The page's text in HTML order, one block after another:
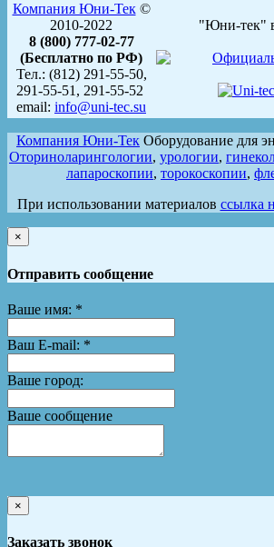
Компания Юни-Тек©
2010-2022
8 (800) 777-02-77
(Бесплатно по РФ)
Тел.: (812) 291-55-50,
291-55-51, 291-55-52
email: info@uni-tec.su
"Юни-тек"
Компания Юни-Тек Оборудование для
Оториноларингологии, урологии,
лапароскопии, торокоскопии,
При использовании материалов ссылка
×
Отправить сообщение
Ваше имя: *
Ваш E-mail: *
Ваше город:
Ваше сообщение
×
Заказать звонок